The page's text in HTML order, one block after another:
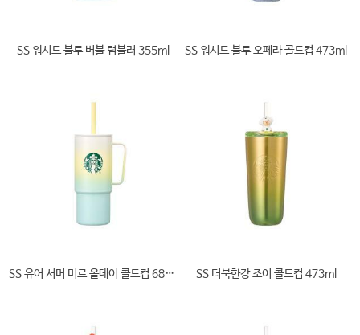
SS 워시드 블루 버블 텀블러 355ml SS 워시드 블루 오페라 콜드컵 473ml
SS 유어 서머 미르 올데이 콜드컵 680ml SS 더북한강 조이 콜드컵 473ml